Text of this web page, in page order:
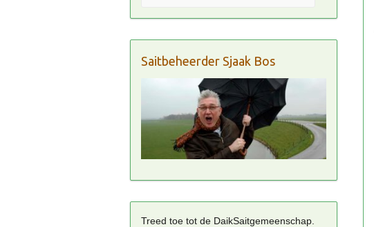
Saitbeheerder Sjaak Bos
Treed toe tot de DaikSaitgemeenschap.